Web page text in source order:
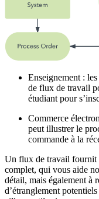
Enseignement :
de flux de travail
étudiant pour
Commerce
peut illustrer le
commande à la
Un flux de travail fournit
complet, qui vous aide
détail, mais également à
d’étranglement